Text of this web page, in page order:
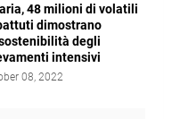
48 milioni di volatili
dimostrano
degli
intensivi
08, 2022